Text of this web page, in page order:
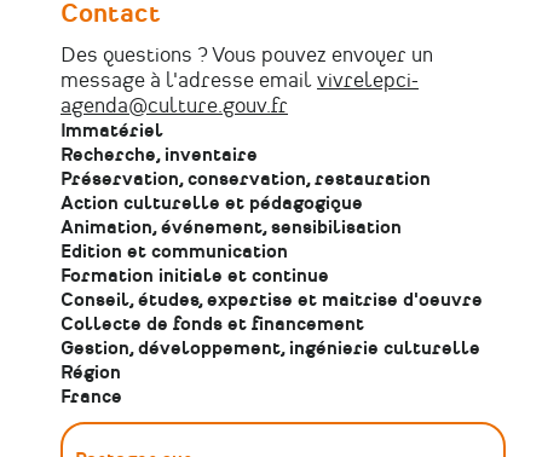
Contact
Des questions ? Vous pouvez envoyer un
message à l'adresse email vivrelepci-
agenda@culture.gouv.fr
Immatériel
Recherche, inventaire
Préservation, conservation, restauration
Action culturelle et pédagogique
Animation, événement, sensibilisation
Edition et communication
Formation initiale et continue
Conseil, études, expertise et maitrise d'oeuvre
Collecte de fonds et financement
Gestion, développement, ingénierie culturelle
Région
France